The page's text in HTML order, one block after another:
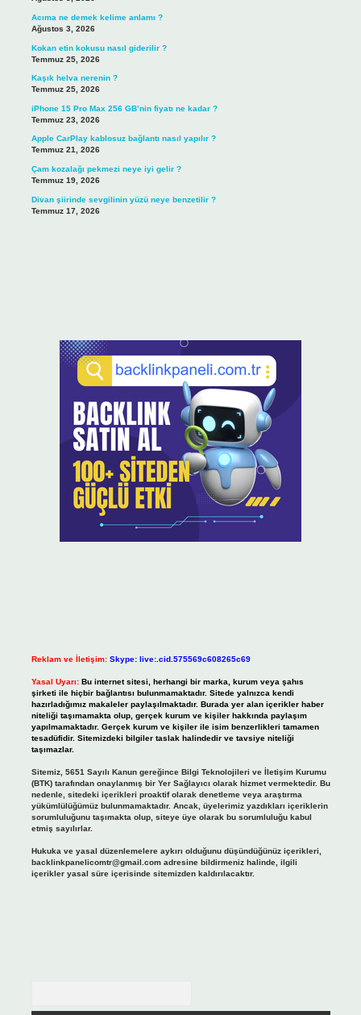
Acıma ne demek kelime anlamı ?
Ağustos 3, 2026
Kokan etin kokusu nasıl giderilir ?
Temmuz 25, 2026
Kaşık helva nerenin ?
Temmuz 25, 2026
iPhone 15 Pro Max 256 GB’nin fiyatı ne kadar ?
Temmuz 23, 2026
Apple CarPlay kablosuz bağlantı nasıl yapılır ?
Temmuz 21, 2026
Çam kozalağı pekmezi neye iyi gelir ?
Temmuz 19, 2026
Divan şiirinde sevgilinin yüzü neye benzetilir ?
Temmuz 17, 2026
Reklam ve İletişim: Skype: live:.cid.575569c608265c69
Yasal Uyarı: Bu internet sitesi, herhangi bir marka, kurum veya şahıs
şirketi ile hiçbir bağlantısı bulunmamaktadır. Sitede yalnızca kendi
hazırladığımız makaleler paylaşılmaktadır. Burada yer alan içerikler haber
niteliği taşımamakta olup, gerçek kurum ve kişiler hakkında paylaşım
yapılmamaktadır. Gerçek kurum ve kişiler ile isim benzerlikleri tamamen
tesadüfidir. Sitemizdeki bilgiler taslak halindedir ve tavsiye niteliği
taşımazlar.
Sitemiz, 5651 Sayılı Kanun gereğince Bilgi Teknolojileri ve İletişim Kurumu
(BTK) tarafından onaylanmış bir Yer Sağlayıcı olarak hizmet vermektedir. Bu
nedenle, sitedeki içerikleri proaktif olarak denetleme veya araştırma
yükümlülüğümüz bulunmamaktadır. Ancak, üyelerimiz yazdıkları içeriklerin
sorumluluğunu taşımakta olup, siteye üye olarak bu sorumluluğu kabul
etmiş sayılırlar.
Hukuka ve yasal düzenlemelere aykırı olduğunu düşündüğünüz içerikleri,
backlinkpanelicomtr@gmail.comadresine bildirmeniz halinde, ilgili
içerikler yasal süre içerisinde sitemizden kaldırılacaktır.